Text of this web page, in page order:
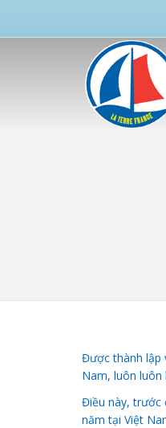
Được thành lập
Nam, luôn
Điều này, trước
năm tại Việt